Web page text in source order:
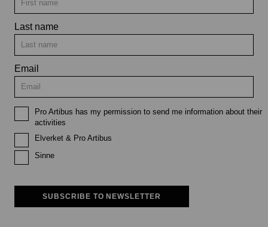
Last name
Email
Pro Artibus has my permission to send me information about their
activities
Elverket & Pro Artibus
Sinne
SUBSCRIBE TO NEWSLETTER